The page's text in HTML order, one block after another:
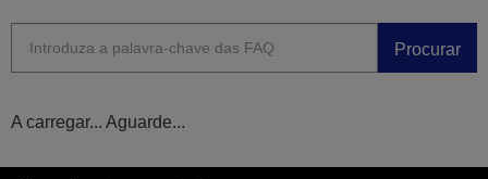
Procurar
A carregar... Aguarde...